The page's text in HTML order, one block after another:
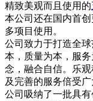
精致美观而且使用的
本公司还在国内首
多项目使用。
公司致力于打造全
本，质量为本，服
念，融合自信。乐
及完善的服务倍受广
公司吸纳了一批具